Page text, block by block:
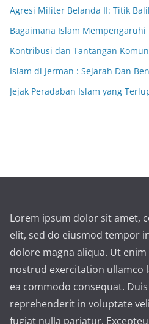
Agresi Militer Belanda II: Titik
Bagaimana Islam Mempengaruhi
Kontribusi dan Tantangan
Islam di Jerman : Sejarah Dan
Jejak Peradaban Islam yang
Lorem ipsum dolor sit amet,
elit, sed do eiusmod tempor
dolore magna aliqua. Ut
nostrud exercitation ullamco
ea commodo consequat.
reprehenderit in voluptate
fugiat nulla pariatur.